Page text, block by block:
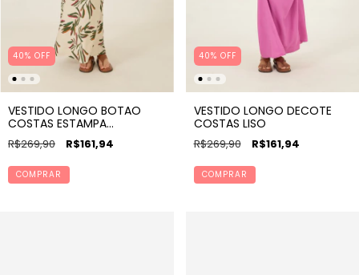
40% OFF
VESTIDO LONGO BOTAO
COSTAS ESTAMPA
FOLHAGENS
R$269,90 R$161,94
COMPRAR
40% OFF
VESTIDO LONGO DECOTE
COSTAS LISO
R$269,90 R$161,94
COMPRAR